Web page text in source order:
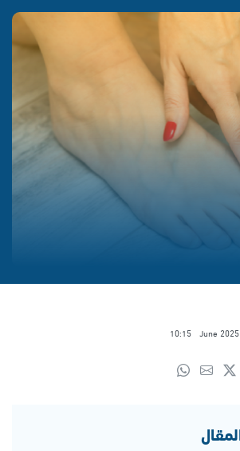
10:15